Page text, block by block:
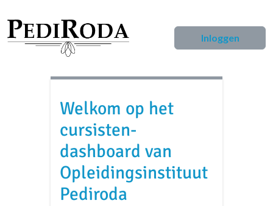
Inloggen
Welkom op het
cursisten-
dashboard van
Opleidingsinstituut
Pediroda